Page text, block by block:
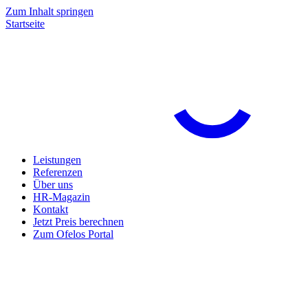
Zum Inhalt springen
Startseite
Leistungen
Referenzen
Über uns
HR-Magazin
Kontakt
Jetzt Preis berechnen
Zum Ofelos Portal